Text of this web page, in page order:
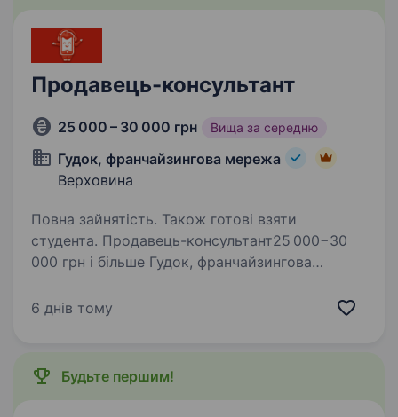
Продавець-консультант
25 000 – 30 000 грн Вища за середню
Гудок, франчайзингова мережа
Верховина
Повна зайнятість. Також готові взяти
студента. Продавець-консультант25 000−30
000 грн і більше Гудок, франчайзингова
зайнятість, графік 5/2 Готові розглянути
6 днів тому
Будьте першим!